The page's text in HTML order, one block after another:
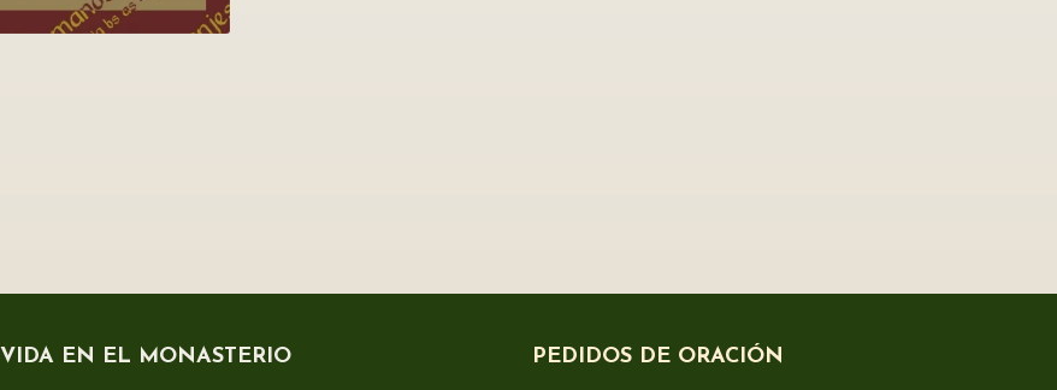
VIDA EN EL MONASTERIO PEDIDOS DE ORACIÓN